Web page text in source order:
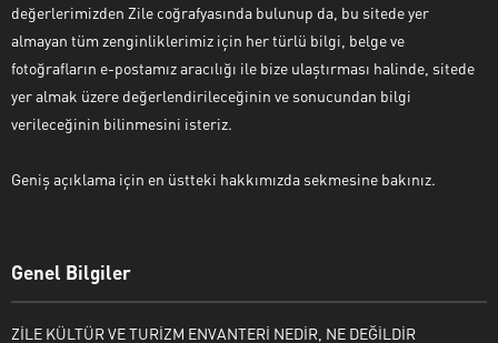
değerlerimizden Zile coğrafyasında bulunup da, bu sitede yer
almayan tüm zenginliklerimiz için her türlü bilgi, belge ve
fotoğrafların e-postamız aracılığı ile bize ulaştırması halinde, sitede
yer almak üzere değerlendirileceğinin ve sonucundan bilgi
verileceğinin bilinmesini isteriz.
Geniş açıklama için en üstteki hakkımızda sekmesine bakınız.
Genel Bilgiler
ZİLE KÜLTÜR VE TURİZM ENVANTERİ NEDİR, NE DEĞİLDİR